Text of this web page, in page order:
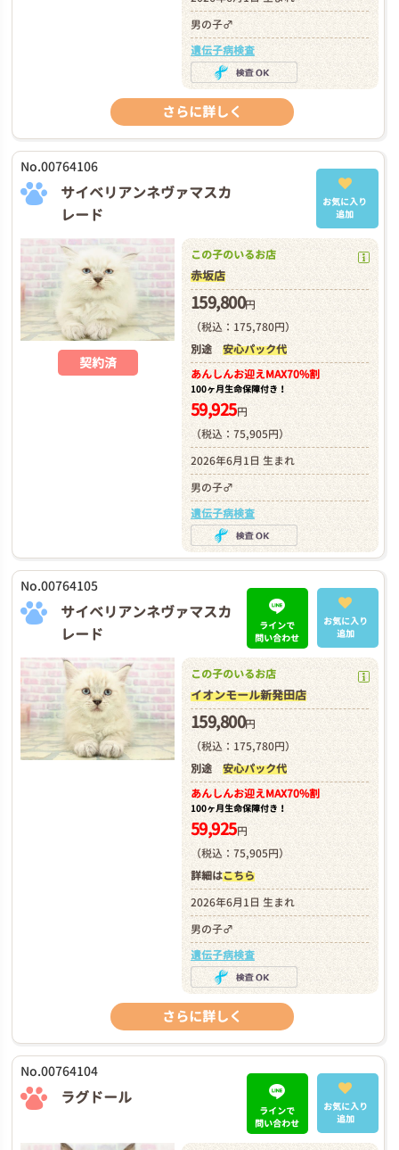
男の子♂
遺伝子病検査
さらに詳しく
No.00764106
サイベリアンネヴァマスカ
レード
お気に入り
追加
契約済
この子のいるお店
赤坂店
159,800円
（税込：175,780円）
別途 安心パック代
あんしんお迎えMAX70%割
100ヶ月生命保障付き！
59,925円
（税込：75,905円）
2026年6月1日 生まれ
男の子♂
遺伝子病検査
No.00764105
サイベリアンネヴァマスカ
レード
ラインで
問い合わせ
お気に入り
追加
この子のいるお店
イオンモール新発田店
159,800円
（税込：175,780円）
別途 安心パック代
あんしんお迎えMAX70%割
100ヶ月生命保障付き！
59,925円
（税込：75,905円）
詳細はこちら
2026年6月1日 生まれ
男の子♂
遺伝子病検査
さらに詳しく
No.00764104
ラグドール
ラインで
問い合わせ
お気に入り
追加